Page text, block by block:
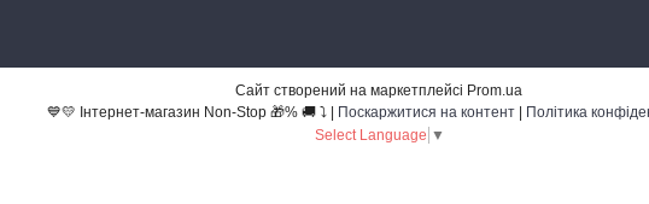
Сайт створений на маркетплейсі Prom.ua
Поскаржитися на контент
Політика
Select Language ▼